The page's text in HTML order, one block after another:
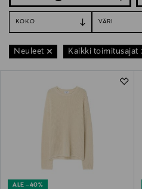
KOKO VÄRI
Neuleet Kaikki toimitusajat
ALE –40%